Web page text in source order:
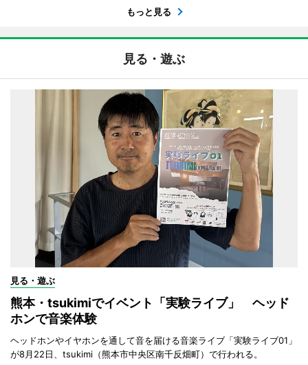
もっと見る
見る・遊ぶ
見る・遊ぶ
熊本・tsukimiでイベント「実験ライブ」 ヘッド
ホンで音楽体験
ヘッドホンやイヤホンを通して音を届ける音楽ライブ「実験ライブ01」
が8月22日、tsukimi（熊本市中央区南千反畑町）で行われる。